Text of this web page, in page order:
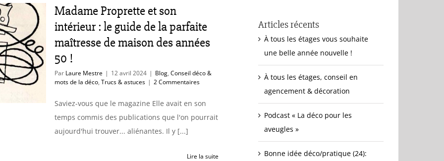
Madame Proprette et son
intérieur : le guide de la parfaite
maîtresse de maison des années
50 !
Par Laure Mestre | 12 avril 2024 | Blog, Conseil déco &
mots de la déco, Trucs & astuces | 2 Commentaires
Saviez-vous que le magazine Elle avait en son
temps commis des publications que l'on pourrait
aujourd'hui trouver... aliénantes. Il y [...]
Lire la suite
Articles récents
À tous les étages vous souhaite
une belle année nouvelle !
À tous les étages, conseil en
agencement & décoration
Podcast « La déco pour les
aveugles »
Bonne idée déco/pratique (24):